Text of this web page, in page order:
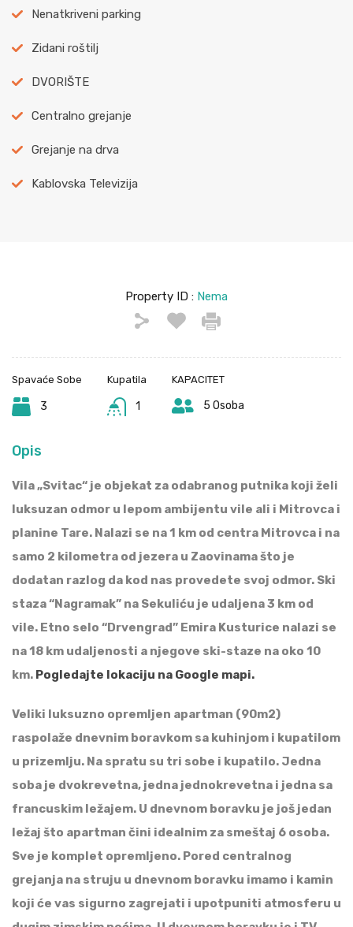
Nenatkriveni parking
Zidani roštilj
DVORIŠTE
Centralno grejanje
Grejanje na drva
Kablovska Televizija
Property ID : Nema
Spavaće Sobe
3
Kupatila
1
KAPACITET
5 Osoba
Opis
Vila „Svitac“ je objekat za odabranog putnika koji želi
luksuzan odmor u lepom ambijentu vile ali i Mitrovca i
planine Tare. Nalazi se na 1 km od centra Mitrovca i na
samo 2 kilometra od jezera u Zaovinama što je
dodatan razlog da kod nas provedete svoj odmor. Ski
staza “Nagramak” na Sekuliću je udaljena 3 km od
vile. Etno selo “Drvengrad” Emira Kusturice nalazi se
na 18 km udaljenosti a njegove ski-staze na oko 10
km. Pogledajte lokaciju na Google mapi.
Veliki luksuzno opremljen apartman (90m2)
raspolaže dnevnim boravkom sa kuhinjom i kupatilom
u prizemlju. Na spratu su tri sobe i kupatilo. Jedna
soba je dvokrevetna, jedna jednokrevetna i jedna sa
francuskim ležajem. U dnevnom boravku je još jedan
ležaj što apartman čini idealnim za smeštaj 6 osoba.
Sve je komplet opremljeno. Pored centralnog
grejanja na struju u dnevnom boravku imamo i kamin
koji će vas sigurno zagrejati i upotpuniti atmosferu u